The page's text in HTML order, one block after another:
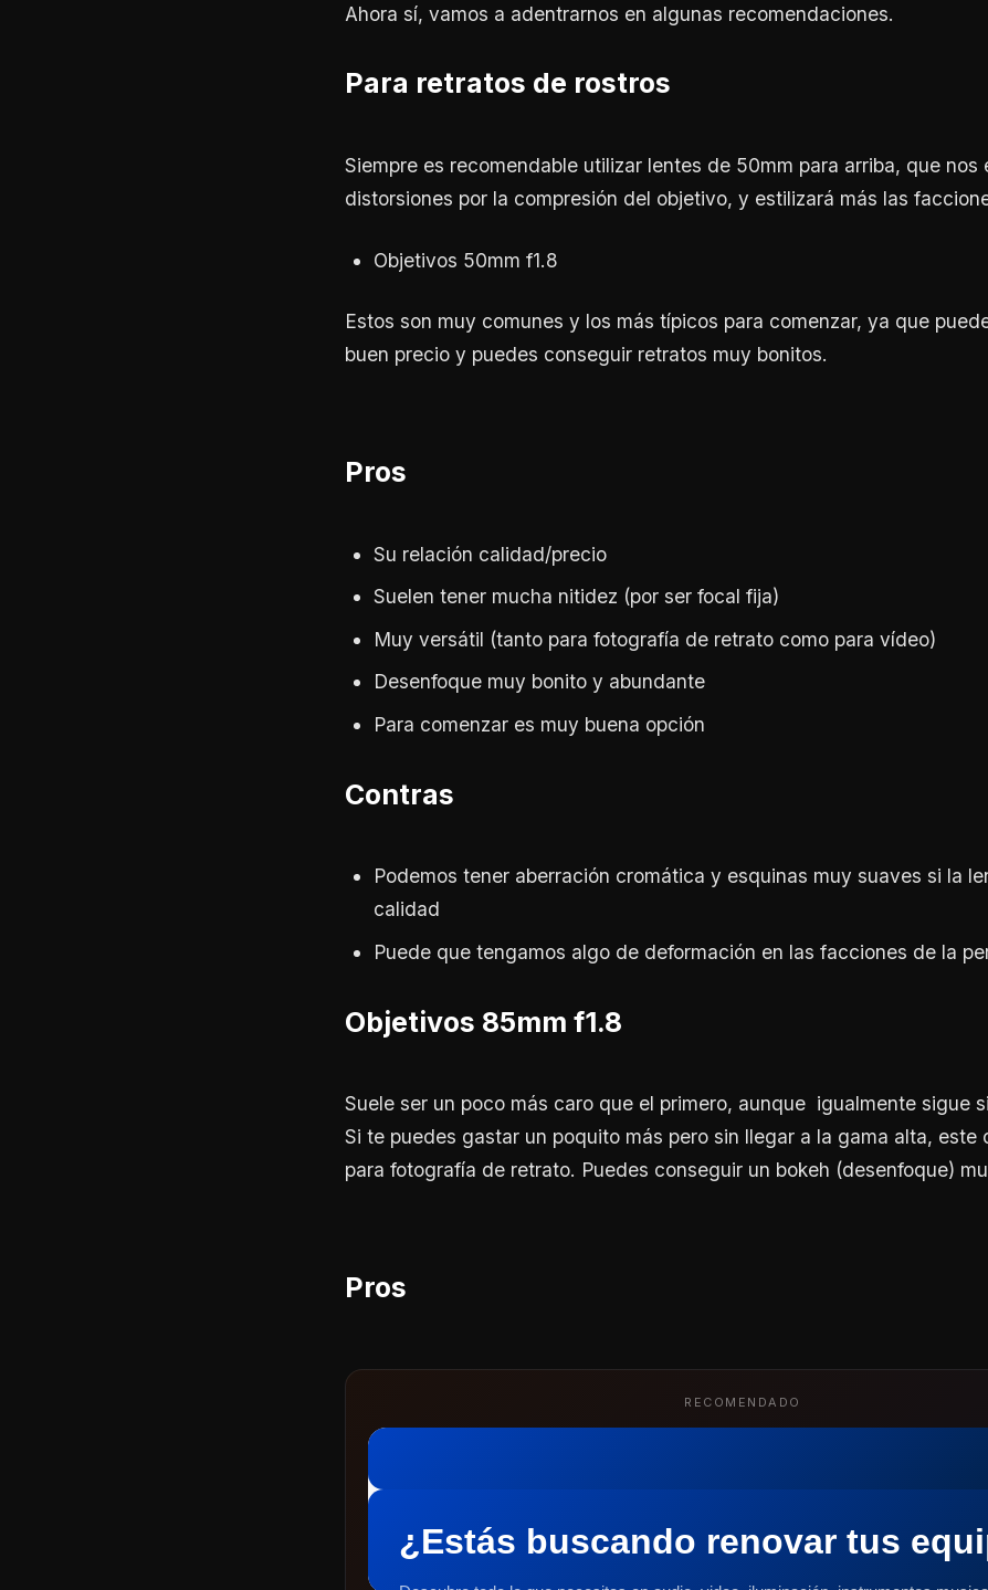
Ahora sí, vamos a adentrarnos en algunas recomendaciones.
Para retratos de rostros
Siempre es recomendable utilizar lentes de 50mm para arriba, que nos
distorsiones por la compresión del objetivo, y estilizará más las
Objetivos 50mm f1.8
Estos son muy comunes y los más típicos para comenzar, ya que
buen precio y puedes conseguir retratos muy bonitos.
Pros
Su relación calidad/precio
Suelen tener mucha nitidez (por ser focal fija)
Muy versátil (tanto para fotografía de retrato como para vídeo)
Desenfoque muy bonito y abundante
Para comenzar es muy buena opción
Contras
Podemos tener aberración cromática y esquinas muy suaves si la
calidad
Puede que tengamos algo de deformación en las facciones de la
Objetivos 85mm f1.8
Suele ser un poco más caro que el primero, aunque igualmente sigue
Si te puedes gastar un poquito más pero sin llegar a la gama alta, este
para fotografía de retrato. Puedes conseguir un bokeh (desenfoque)
Pros
RECOMENDADO